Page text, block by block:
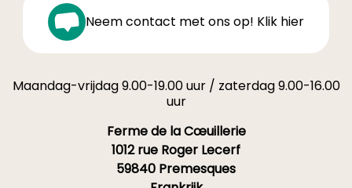
Neem contact met ons op! Klik hier
Maandag-vrijdag 9.00-19.00 uur / zaterdag 9.00-16.00
uur
Ferme de la Cœuillerie
1012 rue Roger Lecerf
59840 Premesques